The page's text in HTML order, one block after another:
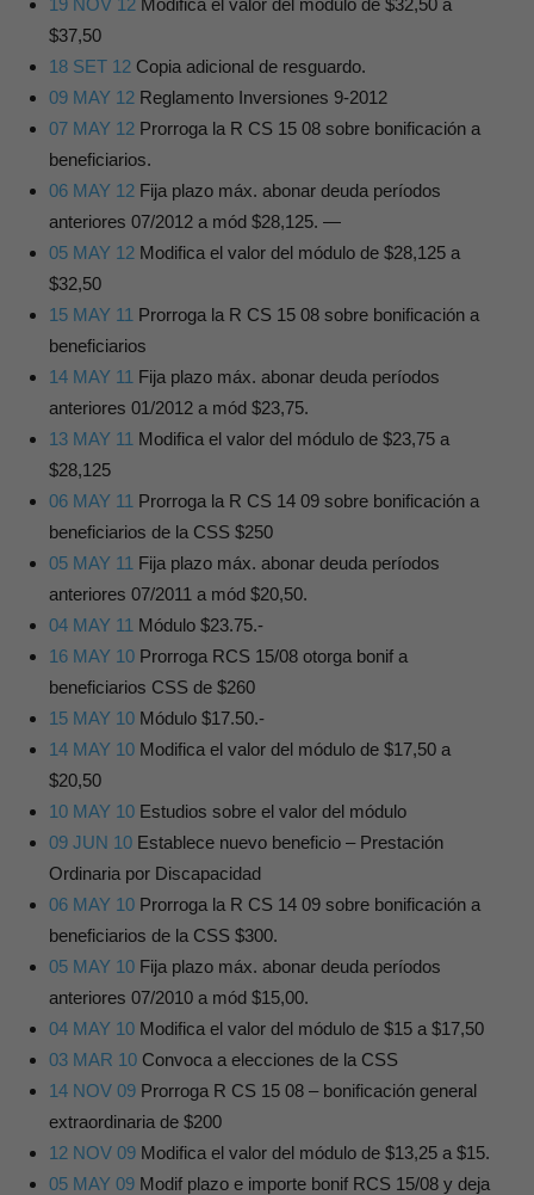
19 NOV 12 Modifica el valor del módulo de $32,50 a
$37,50
18 SET 12 Copia adicional de resguardo.
09 MAY 12 Reglamento Inversiones 9-2012
07 MAY 12 Prorroga la R CS 15 08 sobre bonificación a
beneficiarios.
06 MAY 12 Fija plazo máx. abonar deuda períodos
anteriores 07/2012 a mód $28,125. —
05 MAY 12 Modifica el valor del módulo de $28,125 a
$32,50
15 MAY 11 Prorroga la R CS 15 08 sobre bonificación a
beneficiarios
14 MAY 11 Fija plazo máx. abonar deuda períodos
anteriores 01/2012 a mód $23,75.
13 MAY 11 Modifica el valor del módulo de $23,75 a
$28,125
06 MAY 11 Prorroga la R CS 14 09 sobre bonificación a
beneficiarios de la CSS $250
05 MAY 11 Fija plazo máx. abonar deuda períodos
anteriores 07/2011 a mód $20,50.
04 MAY 11 Módulo $23.75.-
16 MAY 10 Prorroga RCS 15/08 otorga bonif a
beneficiarios CSS de $260
15 MAY 10 Módulo $17.50.-
14 MAY 10 Modifica el valor del módulo de $17,50 a
$20,50
10 MAY 10 Estudios sobre el valor del módulo
09 JUN 10 Establece nuevo beneficio – Prestación
Ordinaria por Discapacidad
06 MAY 10 Prorroga la R CS 14 09 sobre bonificación a
beneficiarios de la CSS $300.
05 MAY 10 Fija plazo máx. abonar deuda períodos
anteriores 07/2010 a mód $15,00.
04 MAY 10 Modifica el valor del módulo de $15 a $17,50
03 MAR 10 Convoca a elecciones de la CSS
14 NOV 09 Prorroga R CS 15 08 – bonificación general
extraordinaria de $200
12 NOV 09 Modifica el valor del módulo de $13,25 a $15.
05 MAY 09 Modif plazo e importe bonif RCS 15/08 y deja